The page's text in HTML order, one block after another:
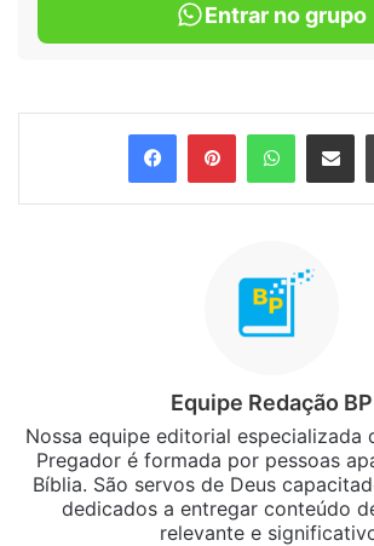
Entrar no grupo
FacebookPinterest
Equipe Redação BP
Nossa equipe editorial especializada
Pregador é formada por pessoas
Bíblia. São servos de Deus
dedicados a entregar conteúdo
relevante e